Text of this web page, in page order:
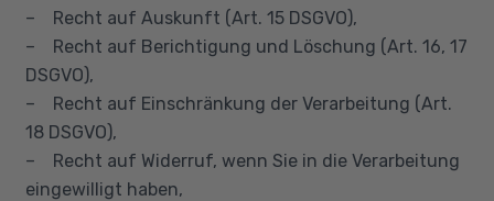
– Recht auf Auskunft (Art. 15 DSGVO),
– Recht auf Berichtigung und Löschung (Art. 16, 17
DSGVO),
– Recht auf Einschränkung der Verarbeitung (Art.
18 DSGVO),
– Recht auf Widerruf, wenn Sie in die Verarbeitung
eingewilligt haben,